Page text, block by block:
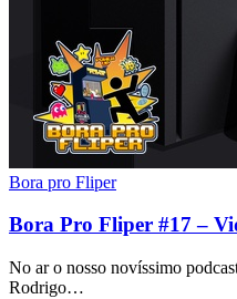
Bora pro Fliper
Bora Pro Fliper #17 –
No ar o nosso novíssimo
Rodrigo…